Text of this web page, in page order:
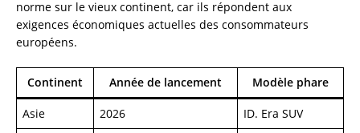
norme sur le vieux continent, car ils répondent aux
exigences économiques actuelles des consommateurs
européens.
Continent Année de lancement Modèle phare
Asie 2026
ID. Era SUV